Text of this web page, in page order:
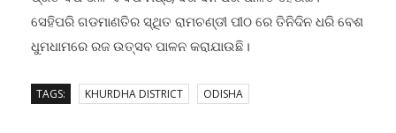
ପ୍ରତି ବର୍ଷ ଭଳି ଏ ବର୍ଷ ମଧ୍ୟ ଦଶ ଦିନ ଧରି ପାଳିତ ହେଉଛି।
ସେହିପରି ଗଡମାଣତିର ସ୍ଥିତ ରାମଚଣ୍ଡୀ ପୀଠ ରେ ତିନିଦିନ ଧରି ବେଶ